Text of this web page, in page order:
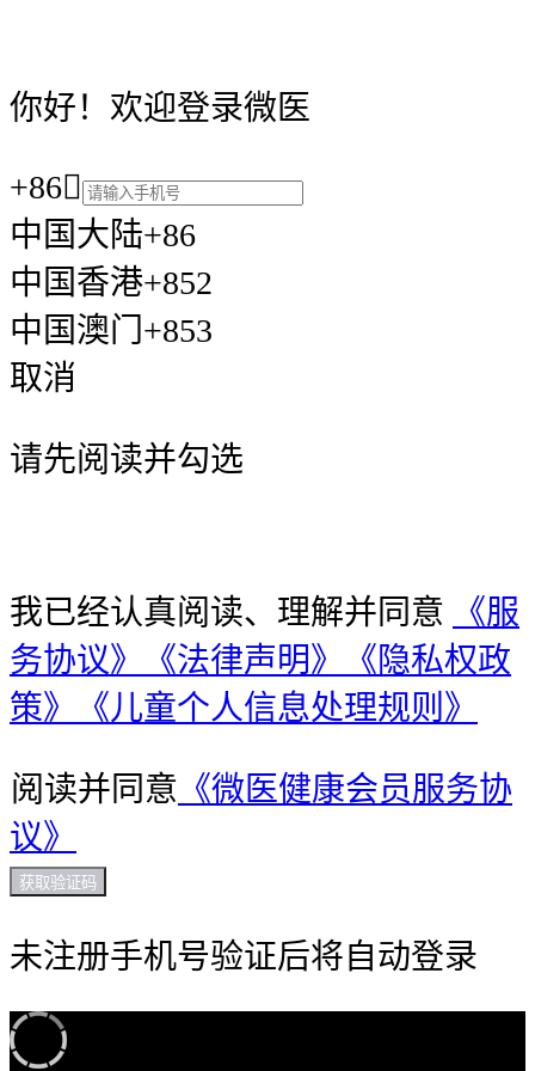
你好！欢迎登录微医
+86
中国大陆+86
中国香港+852
中国澳门+853
取消
请先阅读并勾选
我已经认真阅读、理解并同意
《服
务协议》
《法律声明》
《隐私权政
策》
《儿童个人信息处理规则》
阅读并同意 《微医健康会员服务协
议》
获取验证码
未注册手机号验证后将自动登录